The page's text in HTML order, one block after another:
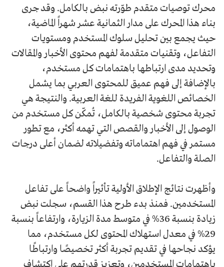
محرك توصيات متقدم طوّرته نبض بالكامل. وقد جرى
بناء هذا المحرك على مدار الثمانية عشر شهراً الماضية،
حيث يجمع بين تحليل سلوك المستخدم ومستويات
التفاعل، وتقنيات متقدمة لفهم محتوى الأخبار والمقالات
وتحديد مدى ارتباطها باهتمامات كل مستخدم،
بالإضافة إلى فهم عميق للمحتوى العربي بما يشمل
الخصائص اللغوية الفريدة للغة العربية. والنتيجة هي
تجربة محتوى شخصية بالكامل، تُمكّن كل مستخدم من
الوصول إلى الأخبار والقصص التي تهمه أكثر، مع تطور
مستمر في فهم اهتماماته وتفضيلاته لضمان أعلى درجات
الصلة والتفاعل.
وأظهرت نتائج الإطلاق الأولية تأثيراً واضحاً على تفاعل
المستخدمين. فمنذ بدء طرح هذا القسم، سجلت نبض
زيادة بنسبة 36% في متوسط مدة الزيارة، وارتفاعاً بنسبة
29% في معدل استهلاك المحتوى لكل مستخدم، مما
يؤكد نجاحها في تقديم تجربة أكثر تخصيصًا وارتباطًا
باهتمامات المستخدمين، وتعزيز قدرتهم على اكتشاف